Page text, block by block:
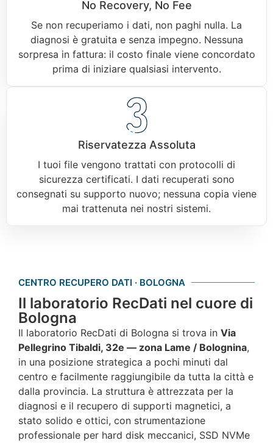
No Recovery, No Fee
Se non recuperiamo i dati, non paghi nulla. La
diagnosi è gratuita e senza impegno. Nessuna
sorpresa in fattura: il costo finale viene concordato
prima di iniziare qualsiasi intervento.
Riservatezza Assoluta
I tuoi file vengono trattati con protocolli di
sicurezza certificati. I dati recuperati sono
consegnati su supporto nuovo; nessuna copia viene
mai trattenuta nei nostri sistemi.
CENTRO RECUPERO DATI · BOLOGNA
Il laboratorio RecDati nel cuore di
Bologna
Il laboratorio RecDati di Bologna si trova in Via
Pellegrino Tibaldi, 32e — zona Lame / Bolognina,
in una posizione strategica a pochi minuti dal
centro e facilmente raggiungibile da tutta la città e
dalla provincia. La struttura è attrezzata per la
diagnosi e il recupero di supporti magnetici, a
stato solido e ottici, con strumentazione
professionale per hard disk meccanici, SSD NVMe